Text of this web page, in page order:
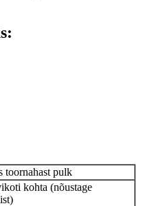
toornahast pulk
kohta (nõustage